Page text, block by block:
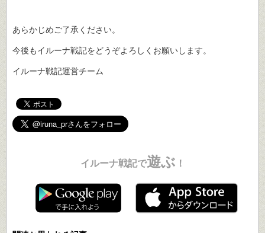
あらかじめご了承ください。
今後もイルーナ戦記をどうぞよろしくお願いします。
イルーナ戦記運営チーム
イルーナ戦記で遊ぶ ！